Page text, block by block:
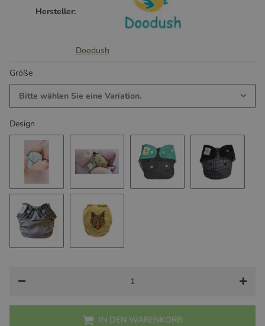
Hersteller:
Doodush
Größe
Bitte wählen Sie eine Variation.
Design
Mint Cloud Honey Summer
IN DEN WARENKORB